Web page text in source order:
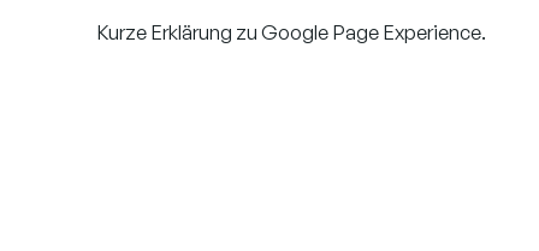
Kurze Erklärung zu Google Page Experience.